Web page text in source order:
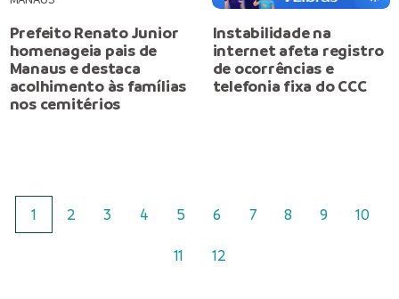
Prefeito Renato Junior
homenageia pais de
Manaus e destaca
acolhimento às famílias
nos cemitérios
Instabilidade na
internet afeta registro
de ocorrências e
telefonia fixa do CCC
1 2 3 4 5 6 7 8 9 10
11 12